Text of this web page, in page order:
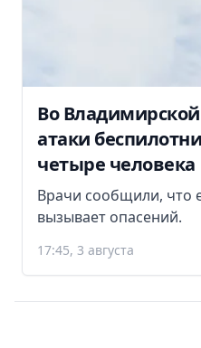
Во Владимирской
атаки
четыре человека
Врачи сообщили, что
вызывает опасений.
17:45, 3 августа